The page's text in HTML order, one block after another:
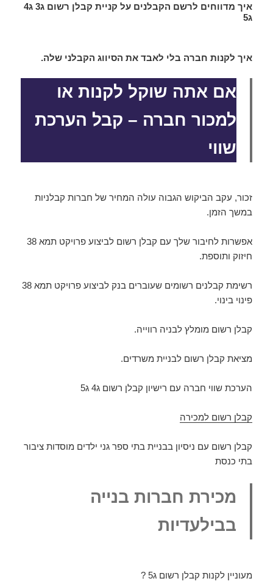
איך מדווחים לרשם הקבלנים על קניית קבלן רשום ג3 ג4
ג5
איך לקנות חברה בלי לאבד את הסיווג הקבלני שלה.
אם אתה שוקל לקנות או
למכור חברה – קבל הערכת
שווי
זכור, עקב הביקוש הגבוה עולה המחיר של חברות קבלניות
במשך הזמן.
אפשרות לחיבור שלך עם קבלן רשום לביצוע פרויקט תמא 38
חיזוק ותוספת.
רשימת קבלנים רשומים שעוברים בנק לביצוע פרויקט תמא 38
פינוי בינוי.
קבלן רשום מומלץ לבניה רווייה.
מציאת קבלן רשום לבניית משרדים.
הערכת שווי חברה עם רישיון קבלן רשום ג4 ג5
קבלן רשום למכירה
קבלן רשום עם ניסיון בבניית בתי ספר גני ילדים מוסדות ציבור
בתי כנסת
מכירת חברות בנייה
בבילעדיות
מעוניין לקנות קבלן רשום ג5 ?